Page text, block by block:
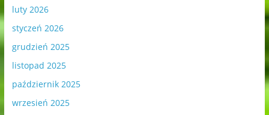
luty 2026
styczeń 2026
grudzień 2025
listopad 2025
październik 2025
wrzesień 2025